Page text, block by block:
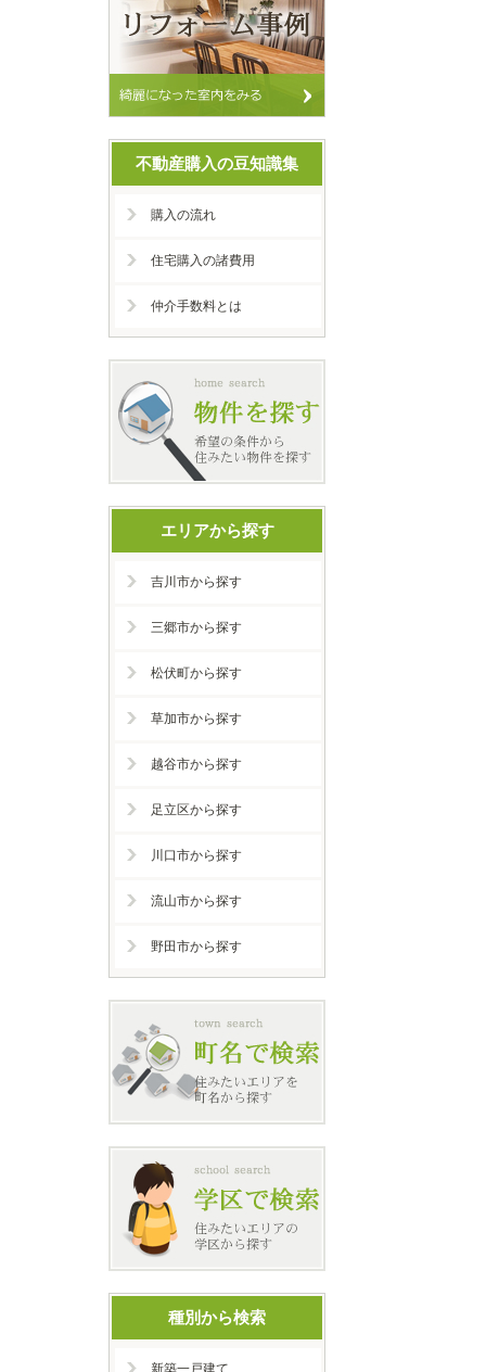
不動産購入の豆知識集
購入の流れ
住宅購入の諸費用
仲介手数料とは
エリアから探す
吉川市から探す
三郷市から探す
松伏町から探す
草加市から探す
越谷市から探す
足立区から探す
川口市から探す
流山市から探す
野田市から探す
種別から検索
新築一戸建て